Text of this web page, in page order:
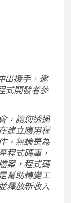
出援手，邀
式開發者參
，讓您透過
建立應用程
。無論是為
程式碼庫，
案，程式碼
幫助轉變工
釋放新收入